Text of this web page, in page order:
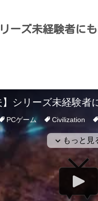
リーズ未経験者